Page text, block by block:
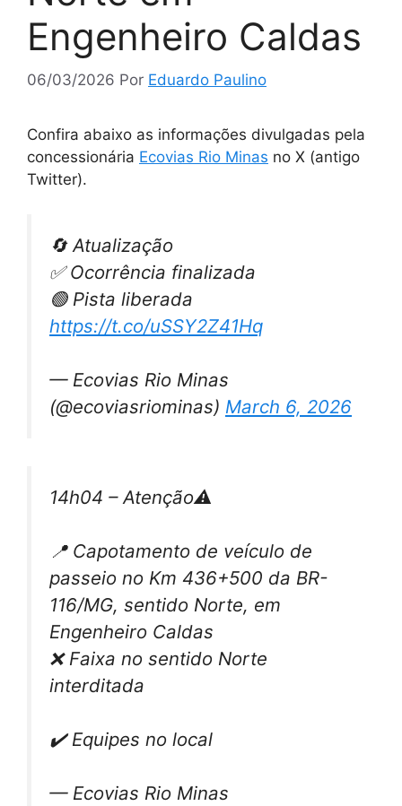
Engenheiro Caldas
06/03/2026 Por Eduardo Paulino
Confira abaixo as informações divulgadas pela
concessionária Ecovias Rio Minas no X (antigo
Twitter).
🔄 Atualização
✅ Ocorrência finalizada
🟢 Pista liberada
https://t.co/uSSY2Z41Hq
— Ecovias Rio Minas
(@ecoviasriominas) March 6, 2026
14h04 – Atenção⚠️
📍 Capotamento de veículo de
passeio no Km 436+500 da BR-
116/MG, sentido Norte, em
Engenheiro Caldas
❌ Faixa no sentido Norte
interditada
✔️ Equipes no local
— Ecovias Rio Minas